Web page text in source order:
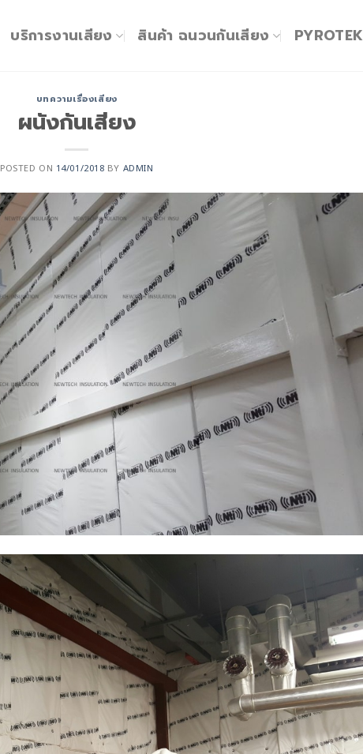
บริการงานเสียง สินค้า ฉนวนกันเสียง
บทความเรื่องเสียง
ผนังกันเสียง
POSTED ON 14/01/2018 BY ADMIN